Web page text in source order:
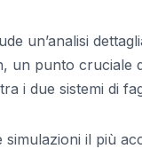
un’analisi
un punto cruciale
i due sistemi di
simulazioni il più